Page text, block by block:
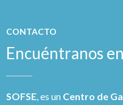
CONTACTO
Encuéntranos
SOFSE, es un Centro de